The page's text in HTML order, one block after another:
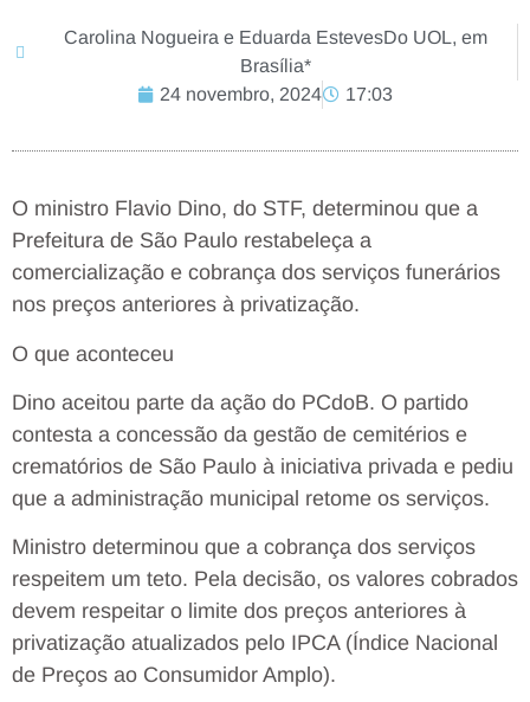
Carolina Nogueira e Eduarda EstevesDo UOL, em
Brasília*
24 novembro, 2024
17:03
O ministro Flavio Dino, do STF, determinou que a
Prefeitura de São Paulo restabeleça a
comercialização e cobrança dos serviços funerários
nos preços anteriores à privatização.
O que aconteceu
Dino aceitou parte da ação do PCdoB. O partido
contesta a concessão da gestão de cemitérios e
crematórios de São Paulo à iniciativa privada e pediu
que a administração municipal retome os serviços.
Ministro determinou que a cobrança dos serviços
respeitem um teto. Pela decisão, os valores cobrados
devem respeitar o limite dos preços anteriores à
privatização atualizados pelo IPCA (Índice Nacional
de Preços ao Consumidor Amplo).